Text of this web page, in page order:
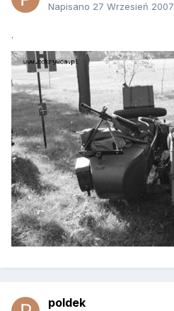
Napisano 27 Wrzesień 2007
.
poldek